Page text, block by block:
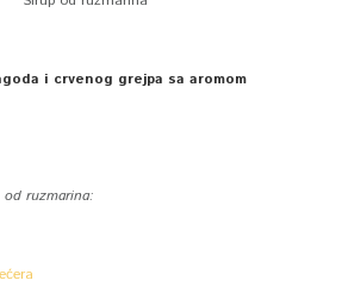
i crvenog grejpa sa aromom
ruzmarina: